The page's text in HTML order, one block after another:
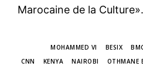
Marocaine de la Culture».
MOHAMMED VI BESIX
CNN
KENYA NAIROBI
OTHMANE